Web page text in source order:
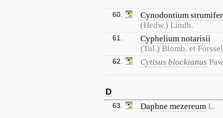
60.
Cynodontium
(Hedw.) Lindb.
61.
Cyphelium notarisii
(Tul.) Blomb. et
62. Cytisus blockianus
D
63. Daphne mezereum L.